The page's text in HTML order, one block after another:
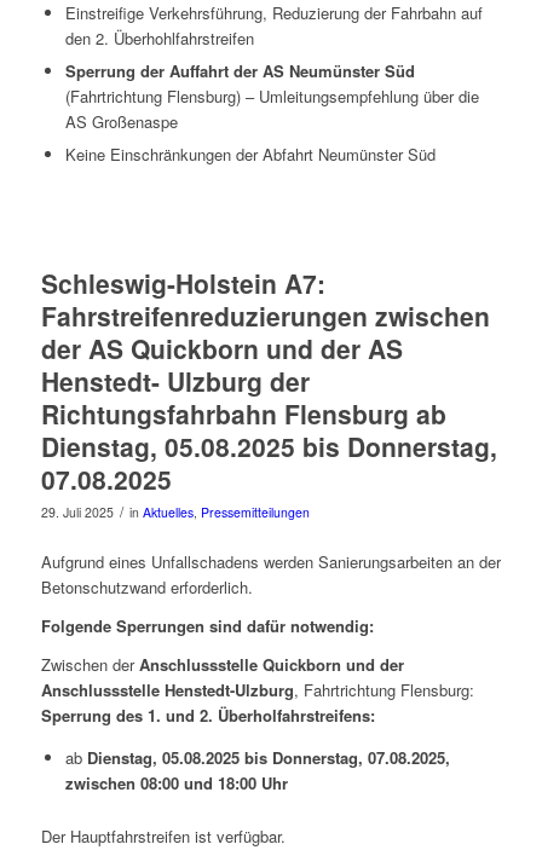
Einstreifige Verkehrsführung, Reduzierung der Fahrbahn auf
den 2. Überhohlfahrstreifen
Sperrung der Auffahrt der AS Neumünster Süd
(Fahrtrichtung Flensburg) – Umleitungsempfehlung über die
AS Großenaspe
Keine Einschränkungen der Abfahrt Neumünster Süd
Schleswig-Holstein A7:
Fahrstreifenreduzierungen zwischen
der AS Quickborn und der AS
Henstedt- Ulzburg der
Richtungsfahrbahn Flensburg ab
Dienstag, 05.08.2025 bis Donnerstag,
07.08.2025
29. Juli 2025 / in Aktuelles, Pressemitteilungen
Aufgrund eines Unfallschadens werden Sanierungsarbeiten an der
Betonschutzwand erforderlich.
Folgende Sperrungen sind dafür notwendig:
Zwischen derAnschlussstelle Quickborn und der
Anschlussstelle Henstedt-Ulzburg, Fahrtrichtung Flensburg:
Sperrung des 1. und 2. Überholfahrstreifens:
ab Dienstag, 05.08.2025 bis Donnerstag, 07.08.2025,
zwischen 08:00 und 18:00 Uhr
Der Hauptfahrstreifen ist verfügbar.